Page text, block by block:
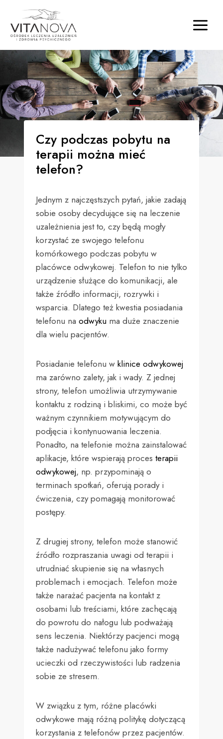
Czy podczas pobytu na
terapii można mieć
telefon?
Jednym z najczęstszych pytań, jakie zadają
sobie osoby decydujące się na leczenie
uzależnienia jest to, czy będą mogły
korzystać ze swojego telefonu
komórkowego podczas pobytu w
placówce odwykowej. Telefon to nie tylko
urządzenie służące do komunikacji, ale
także źródło informacji, rozrywki i
wsparcia. Dlatego też kwestia posiadania
telefonu na odwyku ma duże znaczenie
dla wielu pacjentów.
Posiadanie telefonu w klinice odwykowej
ma zarówno zalety, jak i wady. Z jednej
strony, telefon umożliwia utrzymywanie
kontaktu z rodziną i bliskimi, co może być
ważnym czynnikiem motywującym do
podjęcia i kontynuowania leczenia.
Ponadto, na telefonie można zainstalować
aplikacje, które wspierają proces terapii
odwykowej, np. przypominają o
terminach spotkań, oferują porady i
ćwiczenia, czy pomagają monitorować
postępy.
Z drugiej strony, telefon może stanowić
źródło rozpraszania uwagi od terapii i
utrudniać skupienie się na własnych
problemach i emocjach. Telefon może
także narażać pacjenta na kontakt z
osobami lub treściami, które zachęcają
do powrotu do nałogu lub podważają
sens leczenia. Niektórzy pacjenci mogą
także nadużywać telefonu jako formy
ucieczki od rzeczywistości lub radzenia
sobie ze stresem.
W związku z tym, różne placówki
odwykowe mają różną politykę dotyczącą
korzystania z telefonów przez pacjentów.